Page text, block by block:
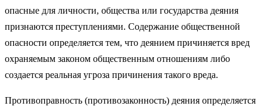
опасные для личности, общества или государства деяния
признаются преступ­лениями. Содержание общественной
опасности определяется тем, что деянием причиняется вред
охраняемым законом обще­ственным отношениям либо
создается реальная угроза причине­ния такого вреда.
Противоправность (противозаконность) деяния определяется